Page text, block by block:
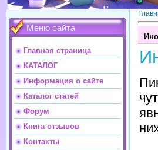
Меню сайта
Главная страница
КАТАЛОГ
Информация о сайте
Каталог статей
Форум
Книга отзывов
Контакты